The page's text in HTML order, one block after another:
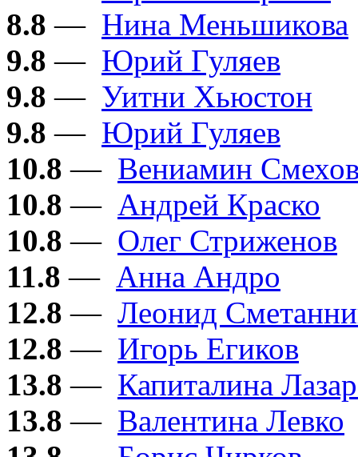
8.8 — Нина Меньшикова
9.8 — Юрий Гуляев
9.8 — Уитни Хьюстон
9.8 — Юрий Гуляев
10.8 — Вениамин
10.8 — Андрей Краско
10.8 — Олег Стриженов
11.8 — Анна Андро
12.8 — Леонид
12.8 — Игорь Егиков
13.8 — Капиталина
13.8 — Валентина Левко